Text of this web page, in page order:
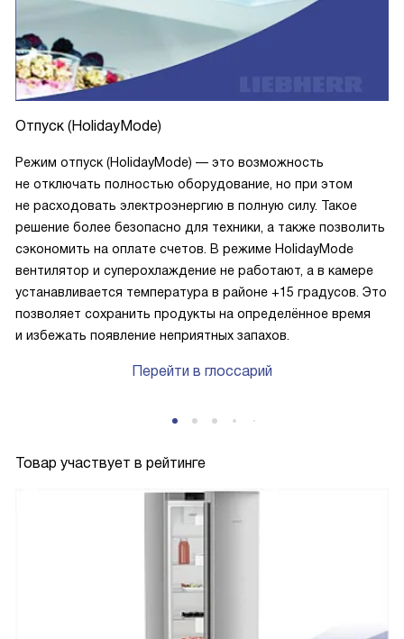
Отпуск (HolidayMode)
Режим отпуск (HolidayMode) — это возможность
не отключать полностью оборудование, но при этом
не расходовать электроэнергию в полную силу. Такое
решение более безопасно для техники, а также позволить
сэкономить на оплате счетов. В режиме HolidayMode
вентилятор и суперохлаждение не работают, а в камере
устанавливается температура в районе +15 градусов. Это
позволяет сохранить продукты на определённое время
и избежать появление неприятных запахов.
Перейти в глоссарий
Товар участвует в рейтинге